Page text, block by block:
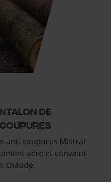
de
anti-coupures Mistral
aéré et convient
chaude.